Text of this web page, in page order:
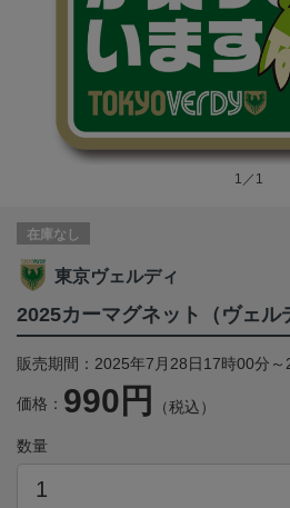
1／1
在庫なし
東京ヴェルディ
2025カーマグネット（ヴェル
販売期間：2025年7月28日17時00分
価格： 990円 （税込）
数量